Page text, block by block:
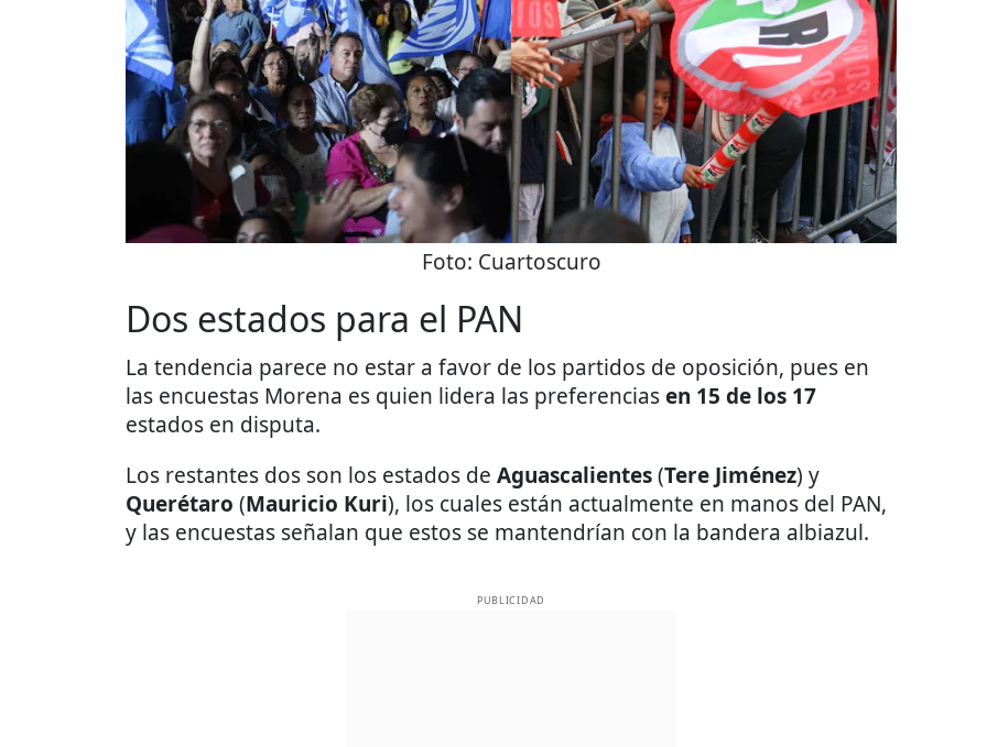
Foto: Cuartoscuro
Dos estados para el PAN
La tendencia parece no estar a favor de los partidos de oposición, pues en
las encuestas Morena es quien lidera las preferenciasen 15 de los 17
estados en disputa.
Los restantes dos son los estados de Aguascalientes(Tere Jiménez) y
Querétaro (Mauricio Kuri), los cuales están actualmente en manos del PAN,
y las encuestas señalan que estos se mantendrían con la bandera albiazul.
PUBLICIDAD